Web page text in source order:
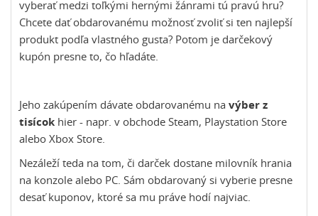
vyberať medzi toľkými hernými žánrami tú pravú hru?
Chcete dať obdarovanému možnosť zvoliť si ten najlepší
produkt podľa vlastného gusta? Potom je darčekový
kupón presne to, čo hľadáte.
Jeho zakúpením dávate obdarovanému na výber z
tisícok hier - napr. v obchode Steam, Playstation Store
alebo Xbox Store.
Nezáleží teda na tom, či darček dostane milovník hrania
na konzole alebo PC. Sám obdarovaný si vyberie presne
desať kuponov, ktoré sa mu práve hodí najviac.